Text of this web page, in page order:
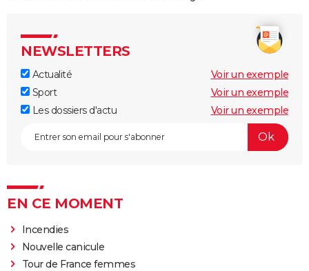
NEWSLETTERS
Actualité
Voir un exemple
Sport
Voir un exemple
Les dossiers d'actu
Voir un exemple
EN CE MOMENT
Incendies
Nouvelle canicule
Tour de France femmes